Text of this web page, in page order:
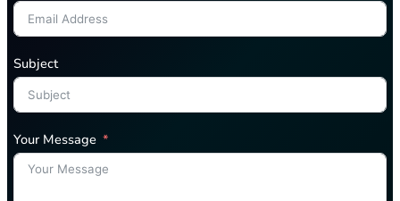
Subject
Your Message